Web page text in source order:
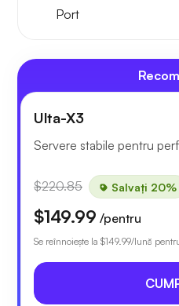
Port
Ulta-X3
Servere stabile pentru
$220.85 Salvați 20%
$149.99 /pentru
Se reînnoiește la $149.99/lună